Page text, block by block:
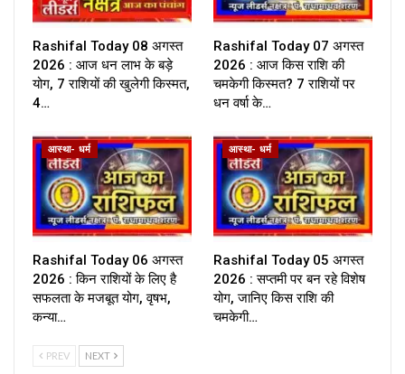
Rashifal Today 08 अगस्त
2026 : आज धन लाभ के बड़े
योग, 7 राशियों की खुलेगी किस्मत,
4…
Rashifal Today 07 अगस्त
2026 : आज किस राशि की
चमकेगी किस्मत? 7 राशियों पर
धन वर्षा के…
आस्था- धर्म
Rashifal Today 06 अगस्त
2026 : किन राशियों के लिए है
सफलता के मजबूत योग, वृषभ,
कन्या…
आस्था- धर्म
Rashifal Today 05 अगस्त
2026 : सप्तमी पर बन रहे विशेष
योग, जानिए किस राशि की
चमकेगी…
PREV NEXT